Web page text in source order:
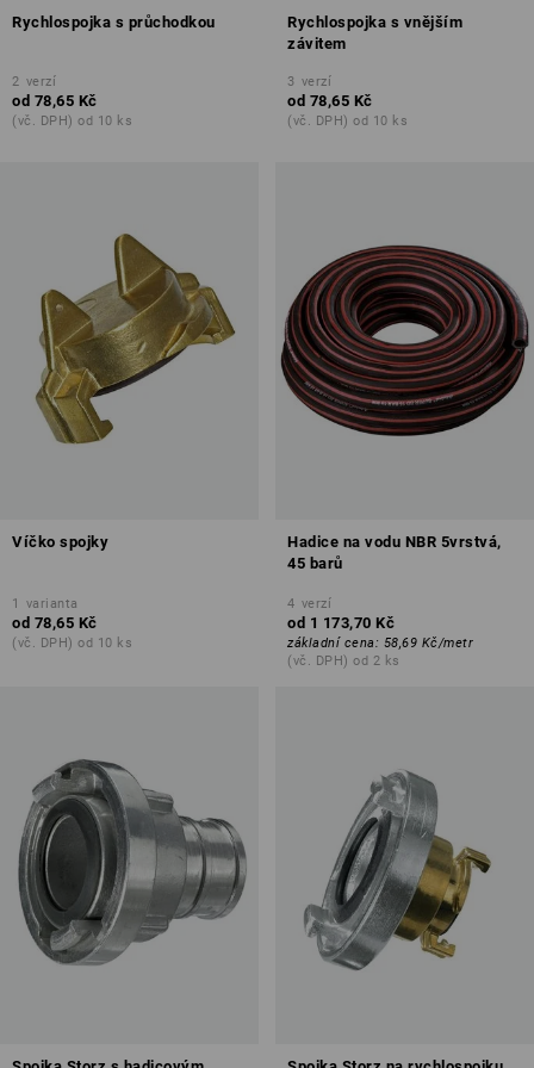
Rychlospojka s průchodkou
2 verzí
od 78,65 Kč
(vč. DPH) od 10 ks
Rychlospojka s vnějším
závitem
3 verzí
od 78,65 Kč
(vč. DPH) od 10 ks
Víčko spojky
1 varianta
od 78,65 Kč
(vč. DPH) od 10 ks
Hadice na vodu NBR 5vrstvá,
45 barů
4 verzí
od 1 173,70 Kč
základní cena: 58,69 Kč/metr
(vč. DPH) od 2 ks